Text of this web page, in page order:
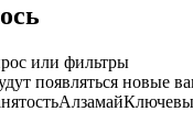
или фильтры
появляться новые
Алзамай